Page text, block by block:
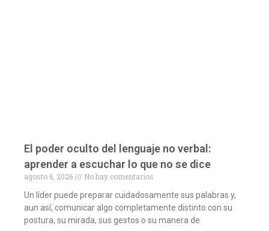
El poder oculto del lenguaje no verbal:
aprender a escuchar lo que no se dice
agosto 6, 2026
No hay comentarios
Un líder puede preparar cuidadosamente sus palabras y,
aun así, comunicar algo completamente distinto con su
postura, su mirada, sus gestos o su manera de